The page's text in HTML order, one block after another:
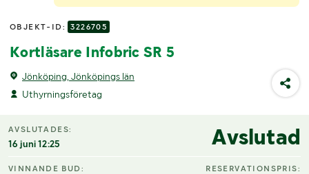
OBJEKT-ID: 3226705
Kortläsare Infobric SR 5
Jönköping, Jönköpings län
Uthyrningsföretag
AVSLUTADES:
16 juni 12:25 Avslutad
VINNANDE BUD: RESERVATIONSPRIS: